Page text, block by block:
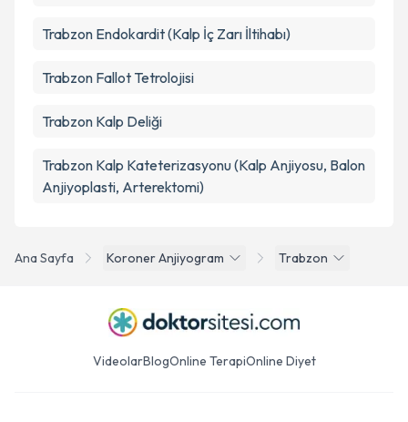
Takvim Talebini Gönder
Ana Sayfa Koroner Anjiyogram Trabzon
Trabzon Endokardit (Kalp İç Zarı İltihabı)
Trabzon Fallot Tetrolojisi
Trabzon Kalp Deliği
Trabzon Kalp Kateterizasyonu (Kalp Anjiyosu, Balon
Anjiyoplasti, Arterektomi)
VideolarBlogOnline TerapiOnline Diyet